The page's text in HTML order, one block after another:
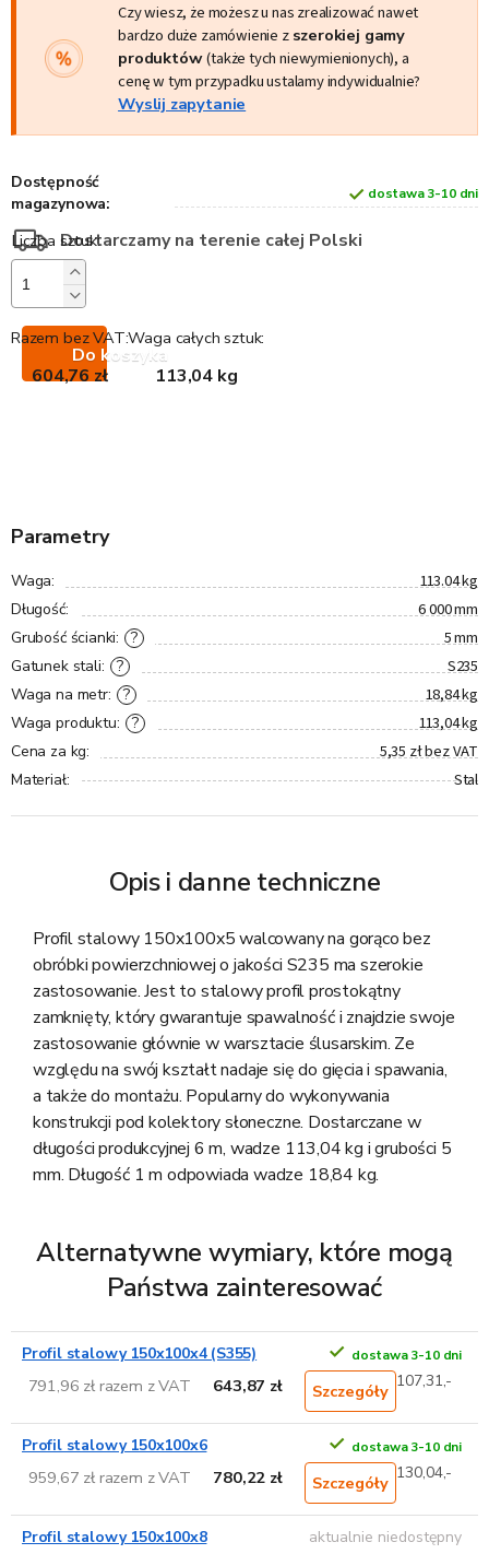
Czy wiesz, że możesz u nas zrealizować nawet
bardzo duże zamówienie z szerokiej gamy
produktów(także tych niewymienionych), a
cenę w tym przypadku ustalamy indywidualnie?
Wyslij zapytanie
Dostępność
magazynowa:
dostawa 3-10 dni
Dostarczamy na terenie całej Polski
Do koszyka
Waga całych sztuk:
113,04 kg
Razem bez VAT:
604,76 zł
Parametry
Waga: 113.04 kg
Długość: 6 000 mm
?
Grubość ścianki: 5 mm
?
Gatunek stali: S235
?
Waga na metr: 18,84 kg
?
Waga produktu: 113,04 kg
Cena za kg: 5,35 zł bez VAT
Materiał: Stal
Opis i danne techniczne
Profil stalowy 150x100x5 walcowany na gorąco bez
obróbki powierzchniowej o jakości S235 ma szerokie
zastosowanie. Jest to stalowy profil prostokątny
zamknięty, który gwarantuje spawalność i znajdzie swoje
zastosowanie głównie w warsztacie ślusarskim. Ze
względu na swój kształt nadaje się do gięcia i spawania,
a także do montażu. Popularny do wykonywania
konstrukcji pod kolektory słoneczne. Dostarczane w
długości produkcyjnej 6 m, wadze 113,04 kg i grubości 5
mm. Długość 1 m odpowiada wadze 18,84 kg.
Alternatywne wymiary, które mogą
Państwa zainteresować
Profil stalowy 150x100x4 (S355) dostawa 3-10 dni
791,96 zł razem z VAT 643,87 zł Szczegóły 107,31,-
Profil stalowy 150x100x6 dostawa 3-10 dni
959,67 zł razem z VAT 780,22 zł Szczegóły 130,04,-
Profil stalowy 150x100x8 aktualnie niedostępny